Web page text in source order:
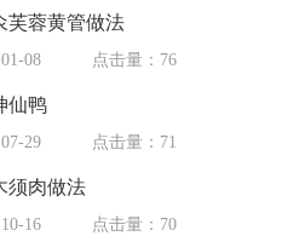
芙蓉黄管做法
08 点击量：76
仙鸭
29 点击量：71
须肉做法
16 点击量：70